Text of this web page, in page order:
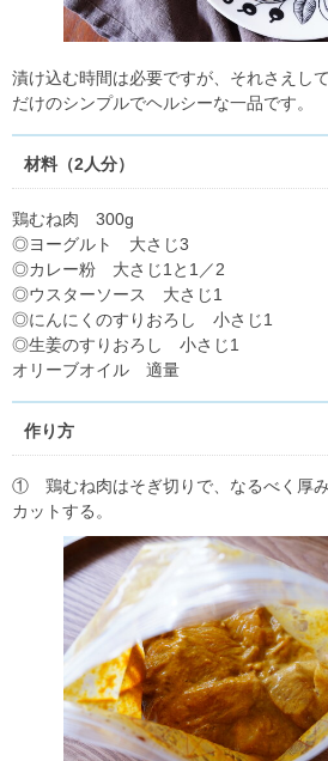
漬け込む時間は必要ですが、それさえし
だけのシンプルでヘルシーな一品です。
材料（2人分）
鶏むね肉 300g
◎ヨーグルト 大さじ3
◎カレー粉 大さじ1と1／2
◎ウスターソース 大さじ1
◎にんにくのすりおろし 小さじ1
◎生姜のすりおろし 小さじ1
オリーブオイル 適量
作り方
① 鶏むね肉はそぎ切りで、なるべく厚
カットする。